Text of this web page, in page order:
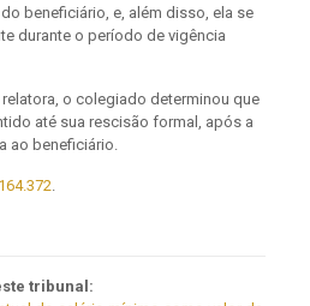
beneficiário, e, além disso, ela se
durante o período de vigência
o colegiado determinou que
até sua rescisão formal, após a
ao beneficiário.
.
tribunal: